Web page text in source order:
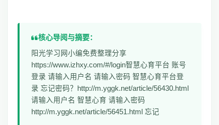
核心导阅与摘要：
阳光学习网小编免费整理分享
https://www.izhxy.com/#/login智慧心育平台 账号
登录 请输入用户名 请输入密码 智慧心育平台登
录 忘记密码？http://m.yggk.net/article/56430.html
请输入用户名 智慧心育 请输入密码
http://m.yggk.net/article/56451.html 忘记